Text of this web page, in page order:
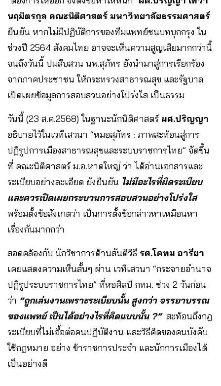
นฤมิตรกุล คณะนิติศาสตร์ มหาวิทยาลัยธรรมศาสตร์
ยืนยัน หากไม่มีปฏิบัติการของทีมแพทย์ชนบทบุกกรุง ใน
ช่วงปี 2564 สังคมไทย อาจจะเห็นความสูญเสียมากกว่านี้
จนถึงวันนี้ ปมสืบสวน นพ.สุภัทร ยังนำมาสู่การเรียกร้อง
จากภาคประชาชน ให้กระทรวงสาธารณสุข และรัฐบาล
เปิดเผยข้อมูลการสอบสวนอย่างโปร่งใส เป็นธรรม
วันนี้ (23 ส.ค.2568) ในฐานะนักนิติศาสตร์ ผศ.ปริญญา
อธิบายไว้ในเวทีเสวนา “หมอสุภัทร : ภาพสะท้อนสู่การ
ปฏิรูปการเมืองสาธารณสุขและระบบราชการไทย” จัดขึ้น
ที่ คณะนิติศาสตร์ ม.อ.หาดใหญ่ ว่า ได้อ่านเอกสารและ
ระเบียบอย่างละเอียด ยังยืนยัน ไม่มีอะไรที่ผิดระเบียบ
และควรเปิดเผยกระบวนการสอบสวนอย่างโปร่งใส
พร้อมตั้งข้อสังเกตว่า เป็นการตั้งข้อกล่าวหาเหมือนหา
เรื่องกันมากกว่า
สอดคล้องกับ นักวิชาการด้านสันติวิธี รศ.โคทม อารียา
เคยแสดงความเห็นสั้นๆ ผ่าน เวทีเสวนา “กระจายอำนาจ
ปฏิรูประบบราชการไทย” ที่หอศิลป์ กทม. ช่วง 2 วันก่อน
ว่า “ถูกเล่นงานเพราะระเบียบนั้น สูงกว่า จรรยาบรรณ
ของแพทย์ เป็นได้อย่างไรที่คิดแบบนั้น ?” สะท้อนถึงกฎ
ระเบียบที่ไม่เอื้อต่อคนปฏิบัติงาน และวิธีคิดของคนบังคับ
ใช้กฎหมาย อย่าง ข้าราชการประจำ และนักการเมืองได้
เป็นอย่างดี